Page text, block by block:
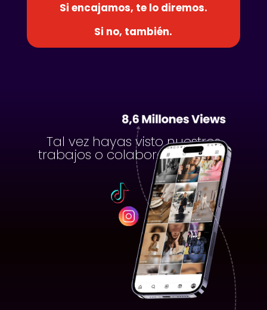
Si encajamos, te lo diremos.
Si no, también.
Tal vez hayas visto nuestros
trabajos o colaboraciones en: